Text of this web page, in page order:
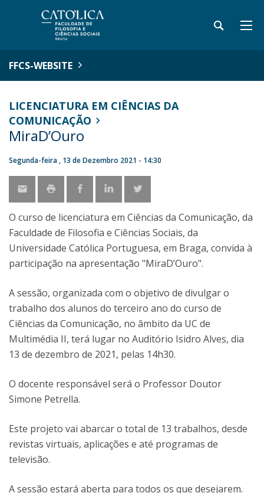
FFCS-WEBSITE
LICENCIATURA EM CIÊNCIAS DA
COMUNICAÇÃO
MiraD’Ouro
Segunda-feira , 13 de Dezembro 2021 - 14:30
O curso de licenciatura em Ciências da Comunicação, da
Faculdade de Filosofia e Ciências Sociais, da
Universidade Católica Portuguesa, em Braga, convida à
participação na apresentação "MiraD’Ouro".
A sessão, organizada com o objetivo de divulgar o
trabalho dos alunos do terceiro ano do curso de
Ciências da Comunicação, no âmbito da UC de
Multimédia II, terá lugar no Auditório Isidro Alves, dia
13 de dezembro de 2021, pelas 14h30.
O docente responsável será o Professor Doutor
Simone Petrella.
Este projeto vai abarcar o total de 13 trabalhos, desde
revistas virtuais, aplicações e até programas de
televisão.
A sessão estará aberta para todos os que desejarem.